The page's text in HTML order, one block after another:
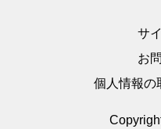
サ
お
個人情報の